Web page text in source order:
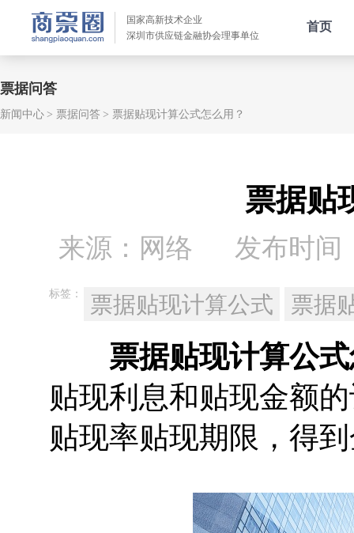
国家高新技术企业
深圳市供应链金融协会理事单位
首页
票据问答
新闻中心 票据问答 票据贴现计算公式怎么用？
票据贴
来源：网络 发布时间
标签： 票据贴现计算公式 票据
票据贴现计算公
贴现利息和贴现金额
贴现率贴现期限，得